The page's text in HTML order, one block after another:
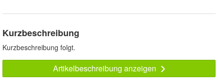
Kurzbeschreibung
Kurzbeschreibung folgt.
Artikelbeschreibung anzeigen